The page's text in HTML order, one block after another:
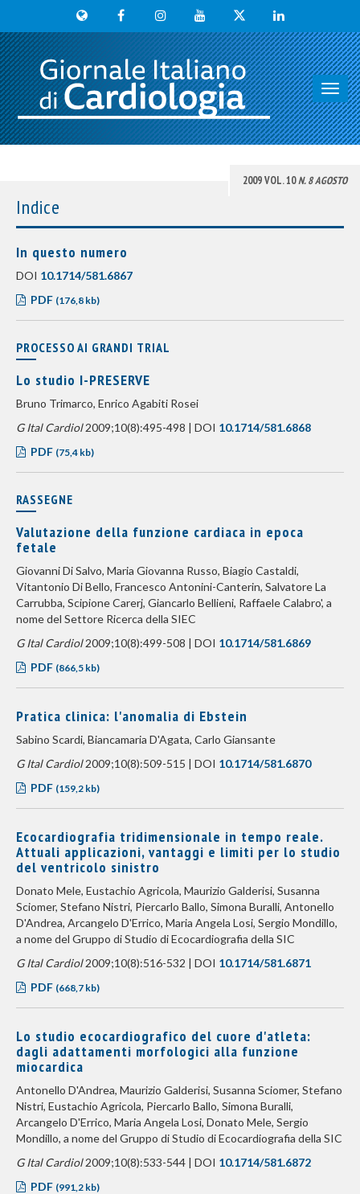
2009 VOL. 10N. 8 AGOSTO
Indice
In questo numero
DOI 10.1714/581.6867
PDF (176,8 kb)
PROCESSO AI GRANDI TRIAL
Lo studio I-PRESERVE
Bruno Trimarco, Enrico Agabiti Rosei
G Ital Cardiol2009;10(8):495-498 | DOI 10.1714/581.6868
PDF (75,4 kb)
RASSEGNE
Valutazione della funzione cardiaca in epoca
fetale
Giovanni Di Salvo, Maria Giovanna Russo, Biagio Castaldi,
Vitantonio Di Bello, Francesco Antonini-Canterin, Salvatore La
Carrubba, Scipione Carerj, Giancarlo Bellieni, Raffaele Calabro', a
nome del Settore Ricerca della SIEC
G Ital Cardiol2009;10(8):499-508 | DOI 10.1714/581.6869
PDF (866,5 kb)
Pratica clinica: l'anomalia di Ebstein
Sabino Scardi, Biancamaria D'Agata, Carlo Giansante
G Ital Cardiol2009;10(8):509-515 | DOI 10.1714/581.6870
PDF (159,2 kb)
Ecocardiografia tridimensionale in tempo reale.
Attuali applicazioni, vantaggi e limiti per lo studio
del ventricolo sinistro
Donato Mele, Eustachio Agricola, Maurizio Galderisi, Susanna
Sciomer, Stefano Nistri, Piercarlo Ballo, Simona Buralli, Antonello
D'Andrea, Arcangelo D'Errico, Maria Angela Losi, Sergio Mondillo,
a nome del Gruppo di Studio di Ecocardiografia della SIC
G Ital Cardiol2009;10(8):516-532 | DOI 10.1714/581.6871
PDF (668,7 kb)
Lo studio ecocardiografico del cuore d'atleta:
dagli adattamenti morfologici alla funzione
miocardica
Antonello D'Andrea, Maurizio Galderisi, Susanna Sciomer, Stefano
Nistri, Eustachio Agricola, Piercarlo Ballo, Simona Buralli,
Arcangelo D'Errico, Maria Angela Losi, Donato Mele, Sergio
Mondillo, a nome del Gruppo di Studio di Ecocardiografia della SIC
G Ital Cardiol2009;10(8):533-544 | DOI 10.1714/581.6872
PDF (991,2 kb)